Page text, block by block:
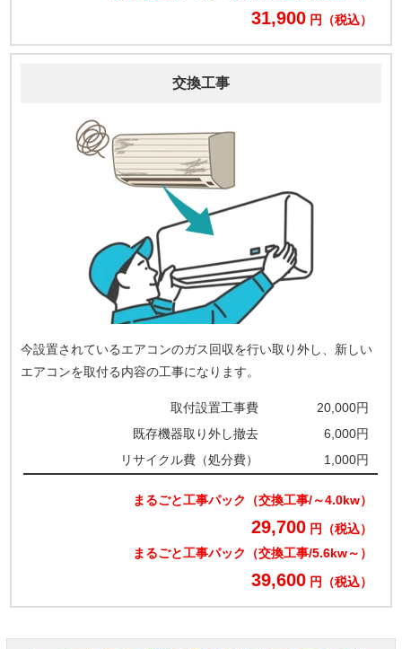
31,900 円（税込）
交換工事
今設置されているエアコンのガス回収を行い取り外し、新しい
エアコンを取付る内容の工事になります。
取付設置工事費
20,000円
既存機器取り外し撤去
6,000円
リサイクル費（処分費）
1,000円
まるごと工事パック（交換工事/～4.0kw）
29,700 円（税込）
まるごと工事パック（交換工事/5.6kw～）
39,600 円（税込）